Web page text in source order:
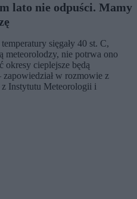
lato nie odpuści. Mamy
sięgały 40 st. C,
meteorolodzy, nie potrwa ono
okresy cieplejsze będą
zapowiedział w rozmowie z
Instytutu Meteorologii i